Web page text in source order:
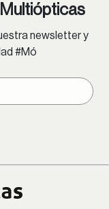
newsletter y
#Mó